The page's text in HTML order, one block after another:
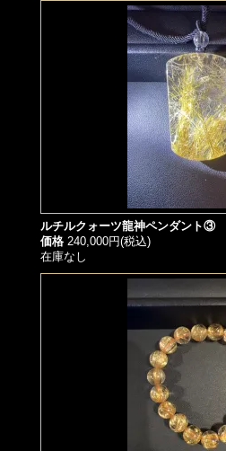
ルチルクォーツ龍神ペンダント③
価格 240,000円(税込)
在庫なし